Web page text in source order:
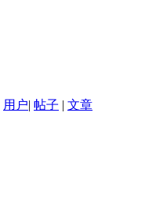
用户| 帖子 | 文章